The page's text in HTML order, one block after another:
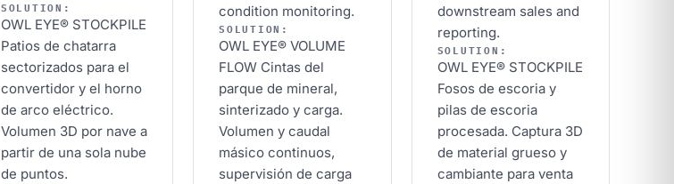
SOLUTION:
OWL EYE® STOCKPILE
Patios de chatarra
sectorizados para el
convertidor y el horno
de arco eléctrico.
Volumen 3D por nave a
partir de una sola nube
de puntos.
condition monitoring.
SOLUTION:
OWL EYE® VOLUME
FLOW Cintas del
parque de mineral,
sinterizado y carga.
Volumen y caudal
másico continuos,
supervisión de carga
downstream sales and
reporting.
SOLUTION:
OWL EYE® STOCKPILE
Fosos de escoria y
pilas de escoria
procesada. Captura 3D
de material grueso y
cambiante para venta